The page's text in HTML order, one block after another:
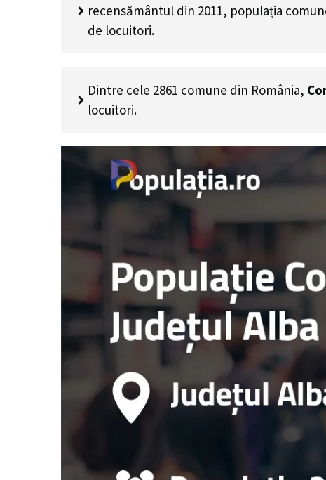
recensământul din 2011, populația
de locuitori.
Dintre cele 2861 comune din România,
locuitori.